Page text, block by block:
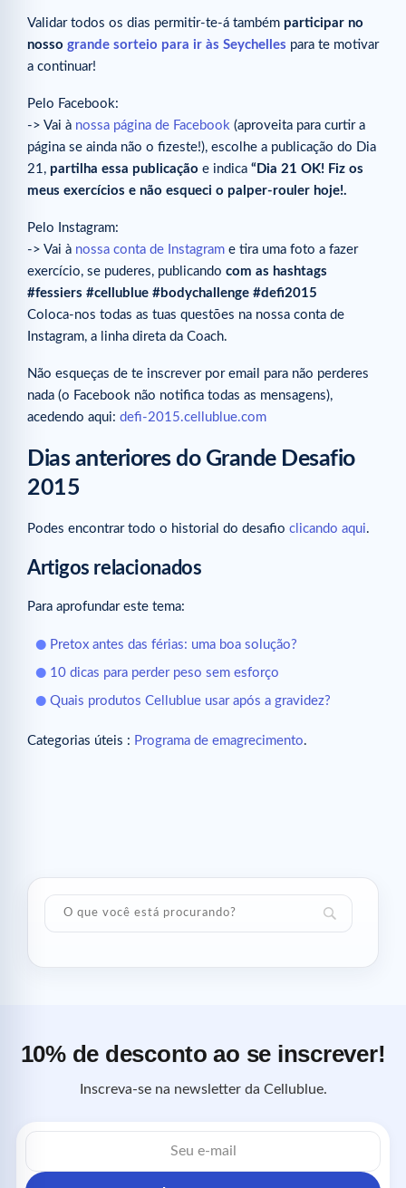
Validar todos os dias permitir-te-á também participar no
nosso grande sorteio para ir às Seychelles para te motivar
a continuar!
Pelo Facebook:
-> Vai à nossa página de Facebook (aproveita para curtir a
página se ainda não o fizeste!), escolhe a publicação do Dia
21, partilha essa publicação e indica “Dia 21 OK! Fiz os
meus exercícios e não esqueci o palper-rouler hoje!.
Pelo Instagram:
-> Vai à nossa conta de Instagram e tira uma foto a fazer
exercício, se puderes, publicando com as hashtags
#fessiers #cellublue #bodychallenge #defi2015
Coloca-nos todas as tuas questões na nossa conta de
Instagram, a linha direta da Coach.
Não esqueças de te inscrever por email para não perderes
nada (o Facebook não notifica todas as mensagens),
acedendo aqui: defi-2015.cellublue.com
Dias anteriores do Grande Desafio
2015
Podes encontrar todo o historial do desafio clicando aqui.
Artigos relacionados
Para aprofundar este tema:
Pretox antes das férias: uma boa solução?
10 dicas para perder peso sem esforço
Quais produtos Cellublue usar após a gravidez?
Categorias úteis : Programa de emagrecimento.
10% de desconto ao se inscrever!
Inscreva-se na newsletter da Cellublue.
Endereço
de